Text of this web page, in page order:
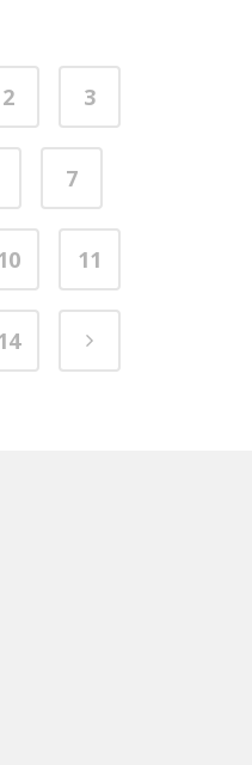
2 3
7
11